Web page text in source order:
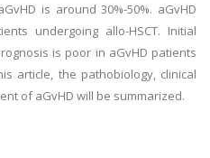
is around 30%-50%. aGvHD
undergoing allo-HSCT. Initial
is poor in aGvHD patients
article, the pathobiology, clinical
of aGvHD will be summarized.